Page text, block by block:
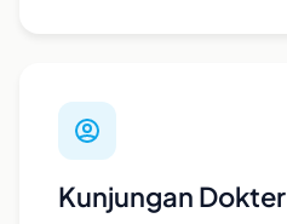
Kunjungan Dokter